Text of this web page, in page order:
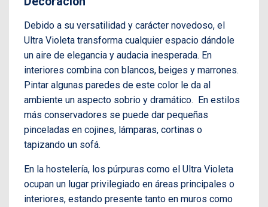
Debido a su versatilidad y carácter novedoso, el
Ultra Violeta transforma cualquier espacio dándole
un aire de elegancia y audacia inesperada. En
interiores combina con blancos, beiges y marrones.
Pintar algunas paredes de este color le da al
ambiente un aspecto sobrio y dramático. En estilos
más conservadores se puede dar pequeñas
pinceladas en cojines, lámparas, cortinas o
tapizando un sofá.
En la hostelería, los púrpuras como el Ultra Violeta
ocupan un lugar privilegiado en áreas principales o
interiores, estando presente tanto en muros como